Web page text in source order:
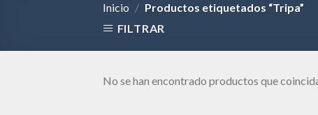
Inicio / Productos etiquetados “Tripa”
FILTRAR
No se han encontrado productos que